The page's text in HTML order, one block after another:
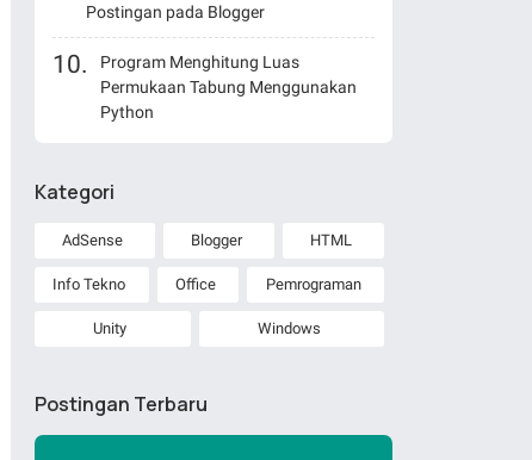
Postingan pada Blogger
Program Menghitung Luas
Permukaan Tabung Menggunakan
Python
Kategori
AdSense Blogger HTML
Info Tekno Office Pemrograman
Unity Windows
Postingan Terbaru